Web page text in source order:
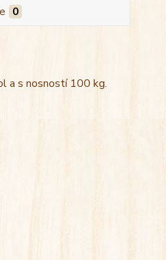
0
a s nosností 100 kg.